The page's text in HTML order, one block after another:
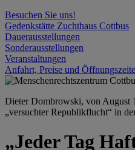
Besuchen Sie uns!
Gedenkstätte Zuchthaus Cottbus
Dauerausstellungen
Sonderausstellungen
Veranstaltungen
Anfahrt, Preise und
Dieter Dombrowski, von August
„versuchter Republikflucht“ in
„Jeder Tag